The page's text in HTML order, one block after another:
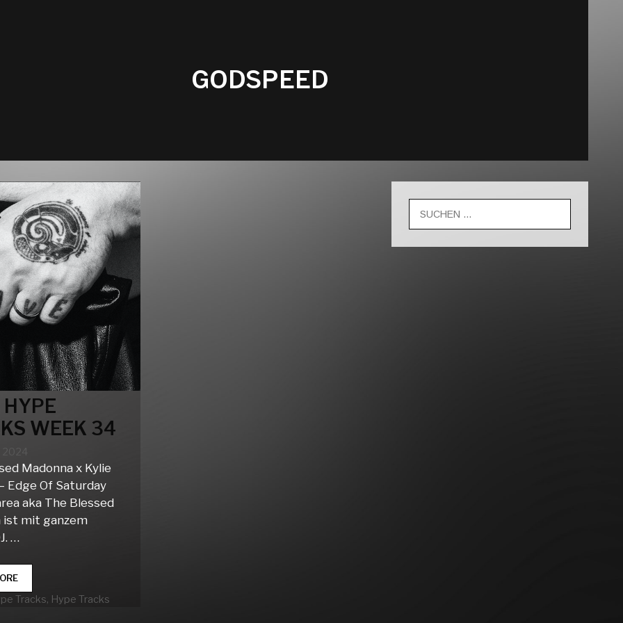
GODSPEED
WEEK 34
Madonna x Kylie
Edge Of Saturday
aka The Blessed
ist mit ganzem
…
CLUB
HYPE
TRACKS
Tracks, Hype Tracks
nach: